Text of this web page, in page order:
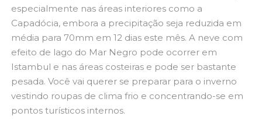
especialmente nas áreas interiores como a
Capadócia, embora a precipitação seja reduzida em
média para 70mm em 12 dias este mês. A neve com
efeito de lago do Mar Negro pode ocorrer em
Istambul e nas áreas costeiras e pode ser bastante
pesada. Você vai querer se preparar para o inverno
vestindo roupas de clima frio e concentrando-se em
pontos turísticos internos.